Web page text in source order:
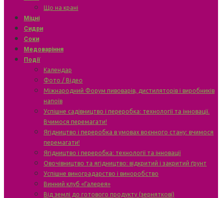
Що на крані
Міцні
Сидри
Соки
Медоваріння
Події
Календар
Фото / Відео
Міжнародний Форум пивоварів, дистиляторів і виробників
напоїв
Успішне садівництво і переробка: технології та інновації.
Вчимося перемагати!
Ягідництво і переробка в умовах воєнного стану: вчимося
перемагати!
Ягідництво і переробка: технології та інновації
Овочівництво та ягідництво: відкритий і закритий ґрунт
Успішне виноградарство і виноробство
Винний клуб «Галерея»
Від землі до готового продукту (зерняткові)